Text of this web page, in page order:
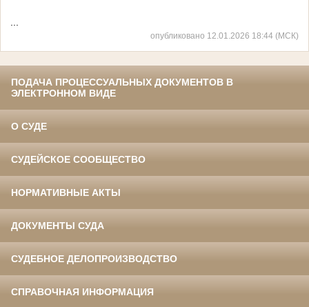
опубликовано 12.01.2026 18:44 (МСК)
ПОДАЧА ПРОЦЕССУАЛЬНЫХ ДОКУМЕНТОВ В
ЭЛЕКТРОННОМ ВИДЕ
О СУДЕ
СУДЕЙСКОЕ СООБЩЕСТВО
НОРМАТИВНЫЕ АКТЫ
ДОКУМЕНТЫ СУДА
СУДЕБНОЕ ДЕЛОПРОИЗВОДСТВО
СПРАВОЧНАЯ ИНФОРМАЦИЯ